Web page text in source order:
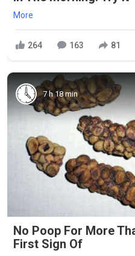
More
264 163 81
7 h 18 min
No Poop For More
First Sign Of